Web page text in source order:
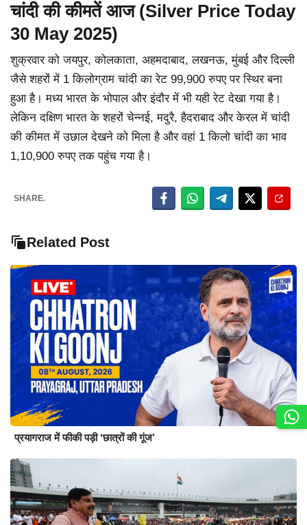
चांदी की कीमतें आज (Silver Price Today
30 May 2025)
शुक्रवार को जयपुर, कोलकाता, अहमदाबाद, लखनऊ, मुंबई और दिल्ली
जैसे शहरों में 1 किलोग्राम चांदी का रेट 99,900 रुपए पर स्थिर बना
हुआ है। मध्य भारत के भोपाल और इंदौर में भी यही रेट देखा गया है।
लेकिन दक्षिण भारत के शहरों चेन्नई, मदुरै, हैदराबाद और केरल में चांदी
की कीमत में उछाल देखने को मिला है और वहां 1 किलो चांदी का भाव
1,10,900 रुपए तक पहुंच गया है।
SHARE.
Related Post
प्रयागराज में फीकी पड़ी ‘छात्रों की गूंज’